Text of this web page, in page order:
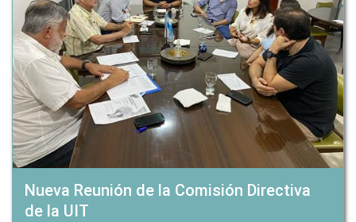
Nueva Reunión de la Comisión Directiva
de la UIT